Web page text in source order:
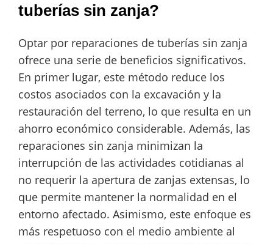
tuberías sin zanja?
Optar por reparaciones de tuberías sin zanja
ofrece una serie de beneficios significativos.
En primer lugar, este método reduce los
costos asociados con la excavación y la
restauración del terreno, lo que resulta en un
ahorro económico considerable. Además, las
reparaciones sin zanja minimizan la
interrupción de las actividades cotidianas al
no requerir la apertura de zanjas extensas, lo
que permite mantener la normalidad en el
entorno afectado. Asimismo, este enfoque es
más respetuoso con el medio ambiente al